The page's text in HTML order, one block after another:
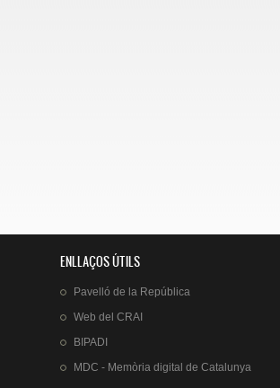
ENLLAÇOS ÚTILS
Pavelló de la República
Web delCRAI
BIPADI
MDC - Memòria digital de Catalunya